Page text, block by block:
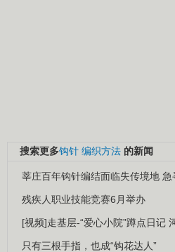
搜索更多钩针 编织方法 的新闻
莘庄百年钩针编结面临失传境地
残疾人职业技能竞赛6月举办
[视频]走基层-“爱心小院”蹲点日记
只有三根手指，也成“钩花达人”